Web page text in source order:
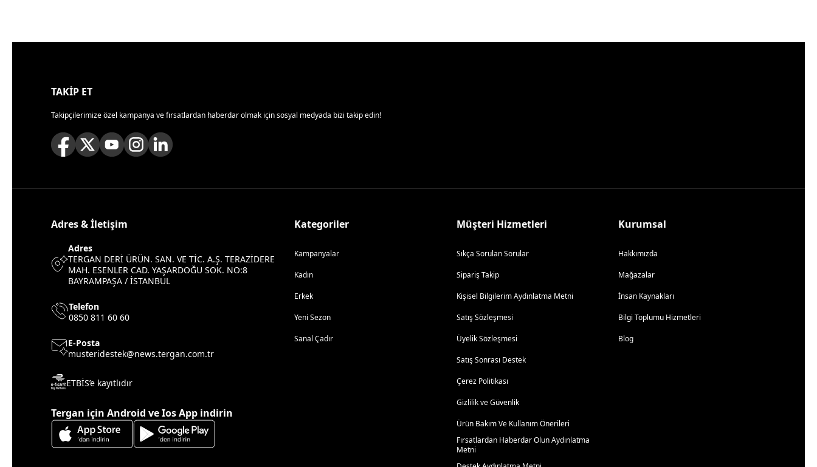
TAKİP ET
Takipçilerimize özel kampanya ve fırsatlardan haberdar olmak için sosyal medyada bizi takip edin!
Adres & İletişim
Adres
TERGAN DERİ ÜRÜN. SAN. VE TİC. A.Ş. TERAZİDERE
MAH. ESENLER CAD. YAŞARDOĞU SOK. NO:8
BAYRAMPAŞA / İSTANBUL
Telefon
0850 811 60 60
E-Posta
musteridestek@news.tergan.com.tr
ETBİS’e kayıtlıdır
Tergan için Android ve Ios App indirin
Kategoriler
Kampanyalar
Kadın
Erkek
Yeni Sezon
Sanal Çadır
Müşteri Hizmetleri
Sıkça Sorulan Sorular
Sipariş Takip
Kişisel Bilgilerim Aydınlatma Metni
Satış Sözleşmesi
Üyelik Sözleşmesi
Satış Sonrası Destek
Çerez Politikası
Gizlilik ve Güvenlik
Ürün Bakım Ve Kullanım Önerileri
Fırsatlardan Haberdar Olun Aydınlatma
Metni
Kurumsal
Hakkımızda
Mağazalar
İnsan Kaynakları
Bilgi Toplumu Hizmetleri
Blog